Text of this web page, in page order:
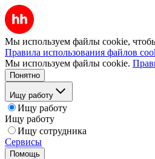
Мы используем файлы cookie, чтобы
Правила использования файлов
Мы используем файлы cookie.
Понятно
Ищу работу
Ищу работу
Ищу работу
Ищу сотрудника
Сервисы
Помощь